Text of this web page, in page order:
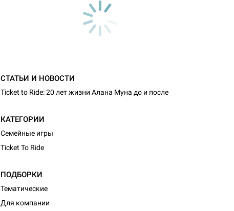
СТАТЬИ И НОВОСТИ
Ticket to Ride: 20 лет жизни Алана Муна до и после
КАТЕГОРИИ
Семейные игры
Ticket To Ride
ПОДБОРКИ
Тематические
Для компании